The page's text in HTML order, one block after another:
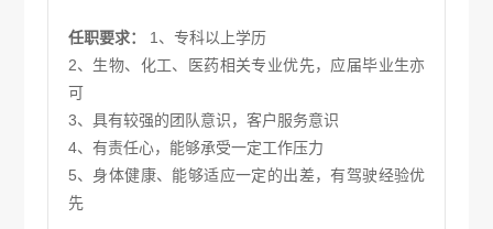
任职要求：
1、专科以上学历
2、生物、化工、医药相关专业优先，应届毕业生亦
可
3、具有较强的团队意识，客户服务意识
4、有责任心，能够承受一定工作压力
5、身体健康、能够适应一定的出差，有驾驶经验优
先